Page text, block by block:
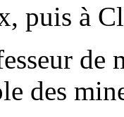
puis à
de
des